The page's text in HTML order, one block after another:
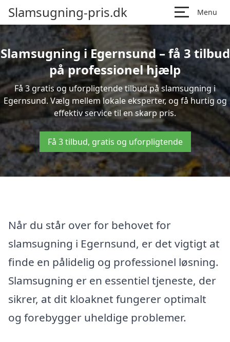
Slamsugning-pris.dk Menu
Slamsugning i Egernsund – få 3 tilbud
på professionel hjælp
Få 3 gratis og uforpligtende tilbud på slamsugning i
Egernsund. Vælg mellem lokale eksperter, og få hurtig og
effektiv service til en skarp pris.
Få 3 tilbud, gratis og uforpligtende
Når du står over for behovet for
slamsugning i Egernsund, er det vigtigt at
finde en pålidelig og professionel løsning.
Slamsugning er en essentiel tjeneste, der
sikrer, at dit kloaknet fungerer optimalt
og forebygger uheldige problemer.